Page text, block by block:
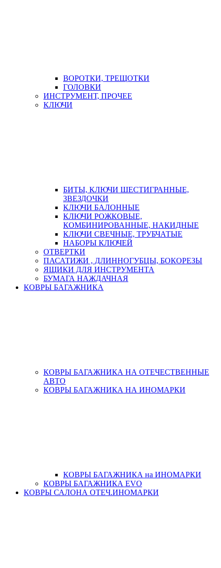
ВОРОТКИ, ТРЕЩОТКИ
ГОЛОВКИ
ИНСТРУМЕНТ, ПРОЧЕЕ
КЛЮЧИ
БИТЫ, КЛЮЧИ ШЕСТИГРАННЫЕ,
ЗВЕЗДОЧКИ
КЛЮЧИ БАЛОННЫЕ
КЛЮЧИ РОЖКОВЫЕ,
КОМБИНИРОВАННЫЕ, НАКИДНЫЕ
КЛЮЧИ СВЕЧНЫЕ, ТРУБЧАТЫЕ
НАБОРЫ КЛЮЧЕЙ
ОТВЕРТКИ
ПАСАТИЖИ , ДЛИННОГУБЦЫ, БОКОРЕЗЫ
ЯЩИКИ ДЛЯ ИНСТРУМЕНТА
БУМАГА НАЖДАЧНАЯ
КОВРЫ БАГАЖНИКА
КОВРЫ БАГАЖНИКА НА ОТЕЧЕСТВЕННЫЕ
АВТО
КОВРЫ БАГАЖНИКА НА ИНОМАРКИ
КОВРЫ БАГАЖНИКА на ИНОМАРКИ
КОВРЫ БАГАЖНИКА EVO
КОВРЫ САЛОНА ОТЕЧ.ИНОМАРКИ